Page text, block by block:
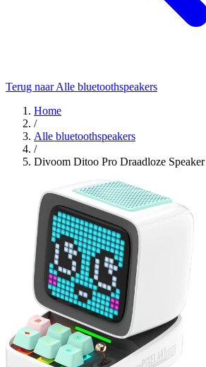
Terug naar Alle bluetoothspeakers
Home
/
Alle bluetoothspeakers
/
Divoom Ditoo Pro Draadloze